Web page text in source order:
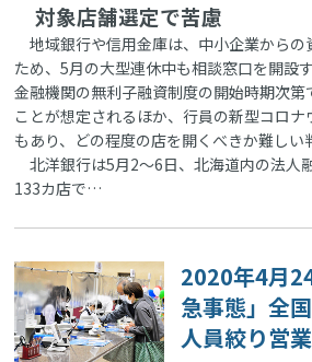
対象店舗選定で苦慮
地域銀行や信用金庫は、中小企業からの
ため、5月の大型連休中も相談窓口を開設
金融機関の無利子融資制度の開始時期次第
ことが想定されるほか、行員の新型コロ
もあり、どの程度の店を開くべきか難しい
北洋銀行は5月2～6日、北海道内の法人
133カ店で…
2020年4月
急事態」全
人員絞り営業